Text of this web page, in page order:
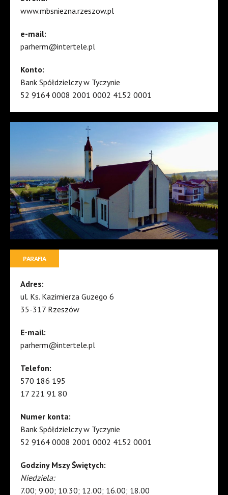
www.mbsniezna.rzeszow.pl
e-mail:
parherm@intertele.pl
Konto:
Bank Spółdzielczy w Tyczynie
52 9164 0008 2001 0002 4152 0001
PARAFIA
Adres:
ul. Ks. Kazimierza Guzego 6
35-317 Rzeszów
E-mail:
parherm@intertele.pl
Telefon:
570 186 195
17 221 91 80
Numer konta:
Bank Spółdzielczy w Tyczynie
52 9164 0008 2001 0002 4152 0001
Godziny Mszy Świętych:
Niedziela:
7.00; 9.00; 10.30; 12.00; 16.00; 18.00